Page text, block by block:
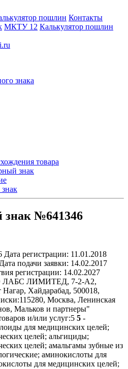
пошлин Контакты
МКТУ 12 Калькулятор пошлин
знака
товара
знак
знак №641346
Дата регистрации: 11.01.2018
Дата подачи заявки: 14.02.2017
регистрации: 14.02.2027
ЛАБС ЛИМИТЕД, 7-2-А2,
Хайдарабад, 500018,
115280, Москва, Ленинская
Мальков и партнеры"
и/или услуг:5 5 - акарициды; аконитин; алкалоиды для медицинских целей; альгинаты для фармацевтических целей; альгициды; альдегиды для фармацевтических целей; амальгамы зубные из золота; амальгамы стоматологические; аминокислоты для ветеринарных целей; аминокислоты для медицинских целей; анальгетики; анестетики; антибиотики; антисептики; аптечки дорожные заполненные; аптечки первой помощи заполненные; ацетат алюминия для фармацевтических целей; ацетаты для фармацевтических целей; бактерициды; бальзамы для медицинских целей; бандажи перевязочные; биомаркеры диагностические для медицинских целей; биоциды; бром для фармацевтических целей; бумага для горчичников; бумага клейкая от мух; бумага реактивная для медицинских или ветеринарных целей; бумага с особой пропиткой от моли; вазелин для медицинских целей; вакцины; ванны кислородные; вата антисептическая; вата асептическая; вата гигроскопическая; вата для медицинских целей; вата хлопковая для медицинских целей; вещества диетические для медицинских целей; вещества контрастные радиологические для медицинских целей; вещества питательные для микроорганизмов; вещества радиоактивные для медицинских целей; висмут азотнокислый основной для фармацевтических целей; вода мелиссовая для фармацевтических целей; вода морская для лечебных ванн; воды минеральные для медицинских целей; воды термальные; волокна пищевые; воск формовочный для стоматологических целей; газы для медицинских целей; гваякол для фармацевтических целей; гематоген; гемоглобин; гидрастин; гидрастинин; глицерин для медицинских целей; глицерофосфаты; глюкоза для медицинских целей; горечавка для фармацевтических целей; гормоны для медицинских целей; горчица для фармацевтических целей; горчичники; грязи для ванн; грязи лечебные; гуммигут для медицинских целей; гурьюн-бальзам для медицинских целей; дезинфектанты; дезодоранты для освежения воздуха; дезодоранты, за исключением предназначенных для человека или животных; дезодораторы для одежды или текстильных изделий; диастаза для медицинских целей; дигиталин; добавки минеральные пищевые; добавки пищевые; добавки пищевые белковые; добавки пищевые для животных; добавки пищевые дрожжевые; добавки пищевые из альгината; добавки пищевые из глюкозы; добавки пищевые из казеина; добавки пищевые из лецитина; добавки пищевые из масла льняного семени; добавки пищевые из прополиса; добавки пищевые из протеина; добавки пищевые из протеина для животных; добавки пищевые из пчелиного маточного молочка; добавки пищевые из пыльцы растений; добавки пищевые из ростков пшеницы; добавки пищевые из семян льна; добавки пищевые ферментные; дрожжи для фармацевтических целей; желатин для медицинских целей; жир рыбий; изотопы для медицинских целей; инсектициды; йод для фармацевтических целей; йодиды для фармацевтических целей; йодиды щелочных металлов для фармацевтических целей; йодоформ; каломель; камень виннокислый для фармацевтических целей; камень винный для фармацевтических целей; камфора для медицинских целей; капсулы для лекарств; капсулы для фармацевтических целей; карандаши гемостатические; карандаши для лечения бородавок; карандаши каустические; карандаши от головной боли; карбонил [противопаразитарное средство]; каустики для фармацевтических целей; кашу для фармацевтических целей; квассия для медицинских целей; квебрахо для медицинских целей; кислород для медицинских целей; кислота галловая для фармацевтических целей; кислоты для фармацевтических целей; клеи для зубных протезов; клей хирургический; клетки стволовые для ветеринарных целей; клетки стволовые для медицинских целей; кокаин; коллаген для медицинских целей; коллодий для фармацевтических целей; кольца противомозольные для ног; конфеты лекарственные; кора ангустура для медицинских целей; кора деревьев для фармацевтических целей; кора кедрового дерева, используемая в качестве репеллента; кора кондураговая для медицинских целей; кора кротоновая; кора мангрового дерева для фармацевтических целей; кора миробалана для фармацевтических целей; кора хинного дерева для медицинских целей; корма лечебные для животных; корни лекарственные; корни ревеня для фармацевтических целей; корпия для медицинских целей; крахмал для диетических или фармацевтических целей; креозот для фармацевтических целей; кровь для медицинских целей; культуры микроорганизмов для медицинских или ветеринарных целей; кураре; лаки для зубов; лакричник для фармацевтических целей; лактоза для фармацевтических целей; леденцы лекарственные; лейкопластыри; лекарства от запоров; ленты клейкие для медицинских целей; лецитин для медицинских целей; лосьоны для ветеринарных целей; лосьоны для собак; лосьоны для фармацевтических целей; лубриканты для интимных целей; лупулин для фармацевтических целей; магнезия для фармацевтических целей; мази; мази для фармацевтических целей; мази от солнечных ожогов; мази ртутные; мази, предохраняющие от обморожения, для фармацевтических целей; марля для перевязок; масла лекарственные; масло горчичное для медицинских целей; масло камфорное для медицинских целей; масло касторовое для медицинских целей; масло терпентинное для фармацевтических целей; масло укропное для медицинских целей; мастики для зубов; материалы абразивные стоматологические; материалы для зубных слепков; материалы для пломбирования зубов; материалы перевязочные медицинские; материалы хирургические перевязочные; медикаменты; медикаменты для ветеринарных целей; медикаменты для серотерапии; медикаменты для человека; медикаменты стоматологические; ментол; микстуры; молескин для медицинских целей; молоко миндальное для фармацевтических целей; молоко сухое для детей; молочко маточное пчелиное для фармацевтических целей; молочные ферменты для фармацевтических целей; мох ирландский для медицинских целей; мука для фармацевтических целей; мука из льняного семени для фармацевтических целей; мука рыбная для фармацевтических целей; мухоловки клейкие; мята для фармацевтических целей; напитки диетические для медицинских целей; напитки из солодового молока для медицинских целей; наркотики; настои лекарственные; настойка йода; настойка эвкалипта для фармацевтических целей; настойки для медицинских целей; опий; оподельдок; отвары для фармацевтических целей; ошейники противопаразитарные для животных; палочки ватные для медицинских целей; палочки лакричные для фармацевтических целей; палочки серные [дезинфицирующие средства]; пастилки для фармацевтических целей; пектины для фармацевтических целей; пепсины для фармацевтических целей; пептоны для фармацевтических целей; пероксид водорода для медицинских целей; пестициды; питание детское; пиявки медицинские; плазма крови; повязки глазные, используемые в медицинских целях; повязки для горячих компрессов; повязки для компрессов; повязки наплечные хирургические; подгузники [детские пеленки]; подгузники для домашних животных; подгузники для страдающих недержанием; подушечки мозольные; подушечки, используемые при кормлении грудью; помады медицинские; порошок из шпанских мушек; порошок пиретрума; пояса для гигиенических женских прокладок; препараты антидиуретические; препараты бактериальные для медицинских и ветеринарных целей; препараты бактериологические для медицинских или ветеринарных целей; препараты бальзамические для медицинских целей; препараты белковые для медицинских целей; препараты биологические для ветеринарных целей; препараты биологические для медицинских целей; препараты ветеринарные; препараты висмута для фармацевтических целей; препараты витаминные; препараты диагностические для ветеринарных целей; препараты диагностические для медицинских целей; препараты для ванн для медицинских целей; препараты для ванн лечебные; препараты для лечения геморроя; препараты для лечения костных мозолей; препараты для лечения угрей; препараты для облегчения прорезывания зубов; препараты для обработки ожогов; препараты для окуривания медицинские; препараты для органотерапии; препараты для очистки воздуха; препараты для промывания глаз; препараты для расширения бронхов; препараты для снижения половой активности; препараты для стерилизации; препараты для стерилизации почвы; препараты для удаления мозолей; препараты для удаления перхоти фармацевтические; препараты для уничтожения вредных животных; препараты для уничтожения вредных растений; препараты для уничтожения домовых грибов; препараты для уничтожения личинок насекомых; препараты для уничтожения мух; препараты для уничтожения мышей; препараты для уничтожения наземных моллюсков; препараты для уничтожения паразитов; препараты для ухода за кожей фармацевтические; препараты для чистки контактных линз; препараты из микроорганизмов для медицинских или ветеринарных целей; препараты известковые фармацевтические; препараты медицинские для роста волос; препараты опиумные; препараты противоспоровые; препараты с алоэ вера для фармацевтических целей; препараты с микроэлементами для человека или животных; препараты сульфамидные [лекарственные препараты]; препараты фармацевтические; препараты фармацевтические для лечения солнечных ожогов; препараты ферментативные для ветеринарных целей; препараты ферментативные для медицинских целей; препараты химико-фармацевтические; препараты химические для ветеринарных целей; препараты химические для диагностики беременности; препараты химические для медицинских целей; препараты химические для обработки злаков, пораженных головней; препараты химические для обработки пораженного винограда; препараты химические для обработки против милдью; препараты химические для обработки против филлоксеры; препараты химические для фармацевтических целей; препараты, используемые при обморожении; препараты, предохраняющие от моли; примочки глазные; примочки свинцовые; проводники химические для электрокардиографических электродов; продукты белковые пищевые для медицинских целей; продукты диетические пищевые для медицинских целей; продукты обработки хлебных злаков побочные для диетических и медицинских целей; продукты фармацевтические; прокладки гигиенические; прокладки гигиенические женские; прокладки ежедневные [